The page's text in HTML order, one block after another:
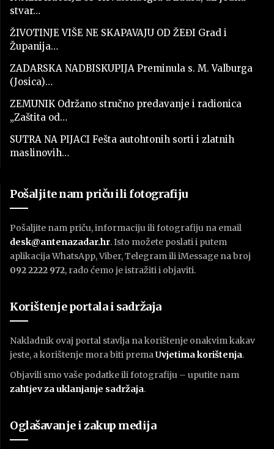
stvar…
ŽIVOTINJE VIŠE NE SKAPAVAJU OD ŽEĐI Grad i
Županija…
ZADARSKA NADBISKUPIJA Preminula s. M. Valburga
(Josica)…
ZEMUNIK Održano stručno predavanje i radionica
„Zaštita od…
SUTRA NA PIJACI Fešta autohtonih sorti i zlatnih
maslinovih…
Pošaljite nam priču ili fotografiju
Pošaljite nam priču, informaciju ili fotografiju na email
desk@antenazadar.hr. Isto možete poslati i putem
aplikacija WhatsApp, Viber, Telegram ili iMessage na broj
092 2222 972, rado ćemo je istražiti i objaviti.
Korištenje portala i sadržaja
Nakladnik ovaj portal stavlja na korištenje onakvim kakav
jeste, a korištenje mora biti premaUvjetima korištenja.
Objavili smo vaše podatke ili fotografiju – uputite nam
zahtjev za uklanjanje sadržaja.
Oglašavanje i zakup medija